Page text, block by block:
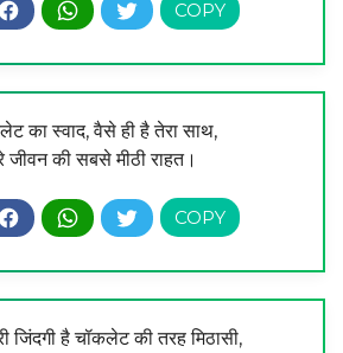
का स्वाद, वैसे ही है तेरा साथ,
जीवन की सबसे मीठी राहत।
जिंदगी है चॉकलेट की तरह मिठासी,